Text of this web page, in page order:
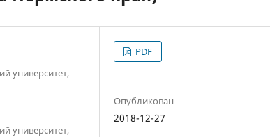
университет,
университет,
PDF
Опубликован
2018-12-27